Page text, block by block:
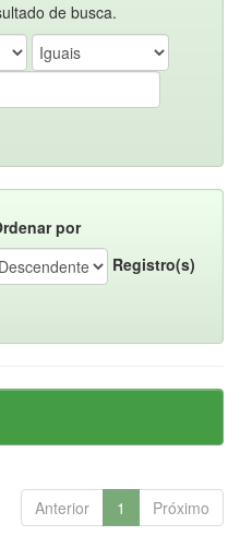
de busca.
por
Registro(s)
Anterior 1 Próximo